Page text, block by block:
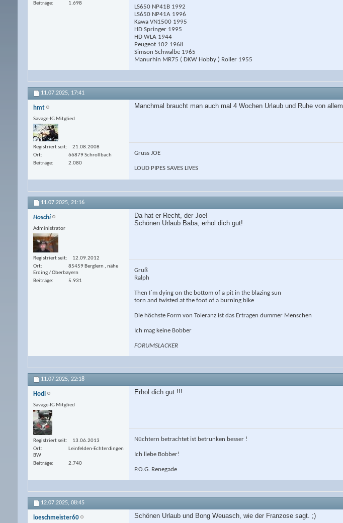
Beiträge
1.698
LS650 NP41B 1992
LS650 NP41A 1996
Kawa VN1500 1995
HD Springer 1995
HD WLA 1944
Peugeot 102 1968
Simson Schwalbe 1965
Manurhin MR75 ( DKW Hobby ) Roller 1955
11.07.2025, 17:41
hmt
Savage-IG Mitglied
Registriert seit
21.08.2008
Ort
66879 Schrollbach
Beiträge
2.080
Manchmal braucht man auch mal 4 Wochen Urlaub und Ruhe von allem.
Gruss JOE
LOUD PIPES SAVES LIVES
11.07.2025, 21:16
Hoschi
Administrator
Registriert seit
12.09.2012
Ort
85459 Berglern , nähe
Erding / Oberbayern
Beiträge
5.931
Da hat er Recht, der Joe!
Schönen Urlaub Baba, erhol dich gut!
Gruß
Ralph
Then I`m dying on the bottom of a pit in the blazing sun
torn and twisted at the foot of a burning bike
Die höchste Form von Toleranz ist das Ertragen dummer Menschen
Ich mag keine Bobber
FORUMSLACKER
11.07.2025, 22:18
Hodl
Savage-IG Mitglied
Registriert seit
13.06.2013
Ort
Leinfelden-Echterdingen
BW
Beiträge
2.740
Erhol dich gut !!!
Nüchtern betrachtet ist betrunken besser !
Ich liebe Bobber!
P.O.G. Renegade
12.07.2025, 08:45
loeschmeister60
Schönen Urlaub und Bong Weuasch, wie der Franzose sagt. ;)